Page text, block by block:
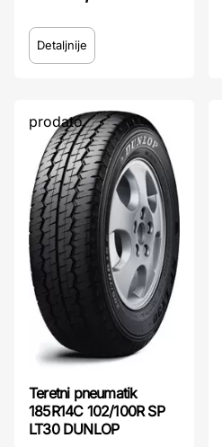
Detaljnije
prodato
Teretni pneumatik
185R14C 102/100R SP
LT30 DUNLOP